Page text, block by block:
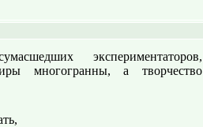
экспериментаторов,
многогранны, а творчество